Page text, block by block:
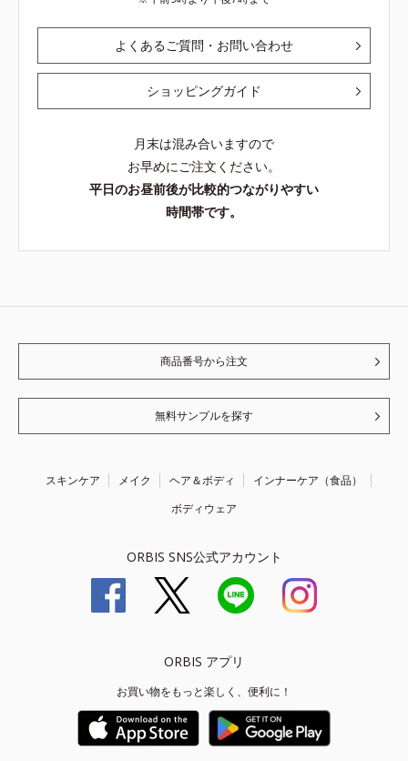
よくあるご質問・お問い合わせ
ショッピングガイド
月末は混み合いますので
お早めにご注文ください。
平日のお昼前後が比較的つながりやすい
時間帯です。
商品番号から注文
無料サンプルを探す
スキンケア メイク ヘア＆ボディ
インナーケア（食品）
ボディウェア
ORBIS SNS公式アカウント
ORBIS アプリ
お買い物をもっと楽しく、便利に！